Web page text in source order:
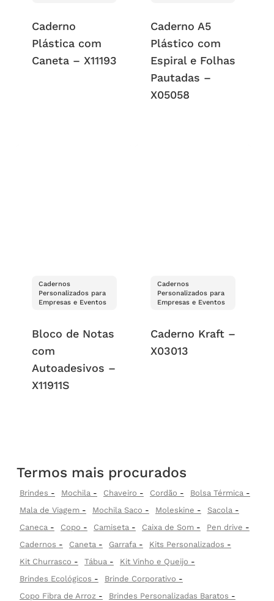
Caderno
Plástica com
Caneta – X11193
Caderno A5
Plástico com
Espiral e Folhas
Pautadas –
X05058
Cadernos
Personalizados para
Empresas e Eventos
Bloco de Notas
com
Autoadesivos –
X11911S
Cadernos
Personalizados para
Empresas e Eventos
Caderno Kraft –
X03013
Termos mais procurados
Brindes Mochila Chaveiro Cordão
Bolsa Térmica
Mala de Viagem
Mochila Saco Moleskine
Sacola
Caneca
Copo Camiseta Caixa de Som
Pen drive
Cadernos
Caneta Garrafa
Kits Personalizados
Kit Churrasco
Tábua
Kit Vinho e Queijo
Brindes Ecológicos
Brinde Corporativo
Copo Fibra de Arroz
Brindes Personalizadas Baratos